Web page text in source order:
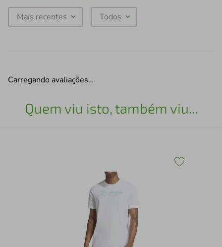
Mais recentes Todos
Carregando avaliações…
Quem viu isto, também viu...